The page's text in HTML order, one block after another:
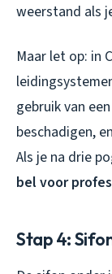
weerstand als
Maar let op: in
gebruik van
beschadigen,
Als je na drie
bel voor
Stap 4: